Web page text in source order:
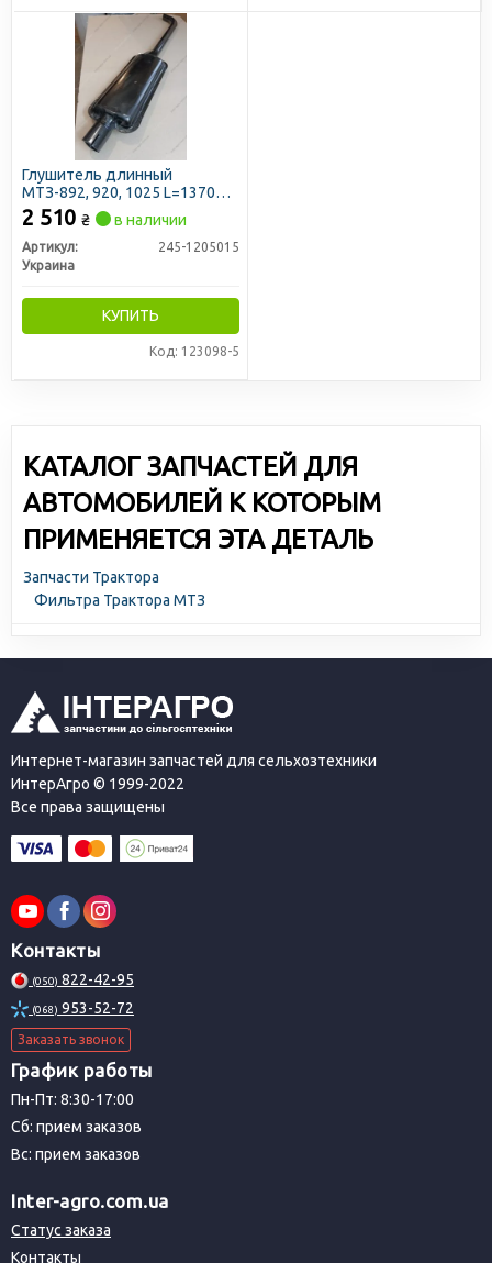
Глушитель длинный
МТЗ-892, 920, 1025 L=1370
Д=72,4 (Вироока)
2 510 ₴ в наличии
Артикул:
245-1205015
Украина
КУПИТЬ
Код: 123098-5
КАТАЛОГ ЗАПЧАСТЕЙ ДЛЯ
АВТОМОБИЛЕЙ К КОТОРЫМ
ПРИМЕНЯЕТСЯ ЭТА ДЕТАЛЬ
Запчасти Трактора
Фильтра Трактора МТЗ
Интернет-магазин запчастей для сельхозтехники
ИнтерАгро © 1999-2022
Все права защищены
Контакты
(050) 822-42-95
(068) 953-52-72
Заказать звонок
График работы
Пн-Пт: 8:30-17:00
Сб: прием заказов
Вс: прием заказов
Inter-agro.com.ua
Статус заказа
Контакты